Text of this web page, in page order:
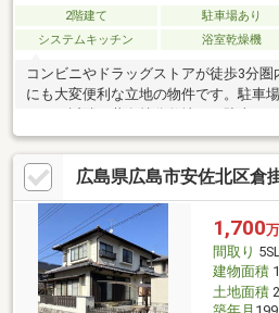
2階建て 駐車場あり
システムキッチン
浴室乾燥機
コンビニやドラッグストアが徒歩3分
にも大変便利な立地の物件です。駐車
台所有されている方にも安心してお使
静な住宅地となっており、車通りも比
境が魅力です。自然を身近に感じられ
移ろいを楽しみながらゆったりとした
子様がいるご家庭にも嬉しい、のびの
いる点もポイントです。市内中心部へ
で、利便性と住環境のバランスが取れ
広島県広島市安佐北区倉
1,700
間取り
建物面積
土地面積